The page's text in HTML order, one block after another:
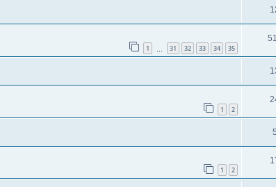
1 31 32 33 34 35
1 2
5
1 2